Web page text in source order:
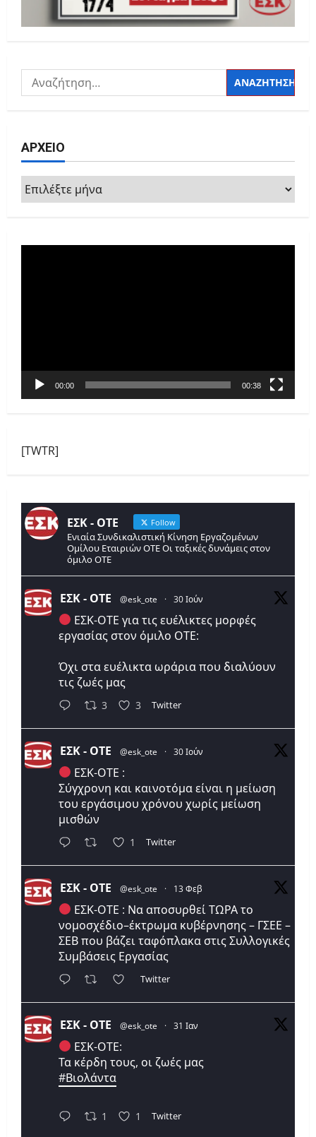
Αναζήτηση
για:
ΑΡΧΕΙΟ
ΑΡΧΕΙΟ
00:00 00:38
[TWTR]
ΕΣΚ - ΟΤΕ Follow
Ενιαία Συνδικαλιστική Κίνηση Εργαζομένων
Ομίλου Εταιριών ΟΤΕ Οι ταξικές δυνάμεις στον
όμιλο ΟΤΕ
ΕΣΚ - ΟΤΕ @esk_ote · 30 Ιούν
ΕΣΚ-ΟΤΕ για τις ευέλικτες μορφές
εργασίας στον όμιλο ΟΤΕ:
Όχι στα ευέλικτα ωράρια που διαλύουν
τις ζωές μας
3 3 Twitter
ΕΣΚ - ΟΤΕ @esk_ote · 30 Ιούν
ΕΣΚ-ΟΤΕ :
Σύγχρονη και καινοτόμα είναι η μείωση
του εργάσιμου χρόνου χωρίς μείωση
μισθών
1 Twitter
ΕΣΚ - ΟΤΕ @esk_ote · 13 Φεβ
ΕΣΚ-ΟΤΕ : Να αποσυρθεί ΤΩΡΑ το
νομοσχέδιο–έκτρωμα κυβέρνησης – ΓΣΕΕ –
ΣΕΒ που βάζει ταφόπλακα στις Συλλογικές
Συμβάσεις Εργασίας
Twitter
ΕΣΚ - ΟΤΕ @esk_ote · 31 Ιαν
ΕΣΚ-ΟΤΕ:
Τα κέρδη τους, οι ζωές μας
#Βιολάντα
1 1 Twitter